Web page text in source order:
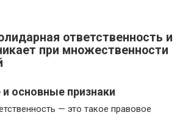
ответственность и
при множественности
основные признаки
— это такое правовое